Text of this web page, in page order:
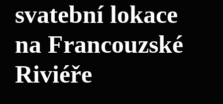
svatební lokace
na Francouzské
Riviéře